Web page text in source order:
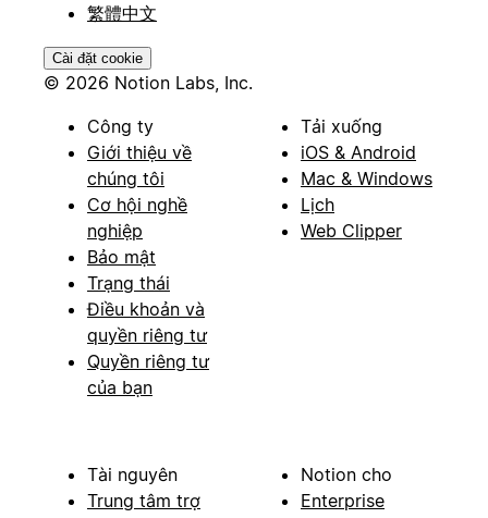
繁體中文
Cài đặt cookie
© 2026 Notion Labs, Inc.
Công ty
Giới thiệu về
chúng tôi
Cơ hội nghề
nghiệp
Bảo mật
Trạng thái
Điều khoản và
quyền riêng tư
Quyền riêng tư
của bạn
Tải xuống
iOS & Android
Mac & Windows
Lịch
Web Clipper
Tài nguyên
Trung tâm trợ
Notion cho
Enterprise